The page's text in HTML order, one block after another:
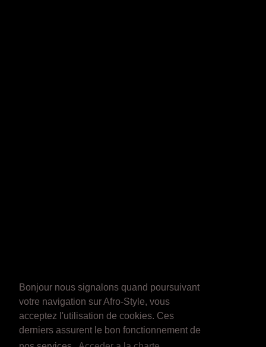
Bonjour nous signalons quand poursuivant
votre navigation sur Afro-Style, vous
acceptez l'utilisation de cookies. Ces
derniers assurent le bon fonctionnement de